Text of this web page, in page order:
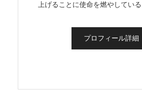
上げることに使命を燃やしている
プロフィール詳細